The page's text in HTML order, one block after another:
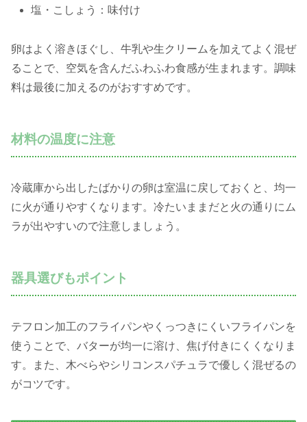
塩・こしょう：味付け
卵はよく溶きほぐし、牛乳や生クリームを加えてよく混ぜ
ることで、空気を含んだふわふわ食感が生まれます。調味
料は最後に加えるのがおすすめです。
材料の温度に注意
冷蔵庫から出したばかりの卵は室温に戻しておくと、均一
に火が通りやすくなります。冷たいままだと火の通りにム
ラが出やすいので注意しましょう。
器具選びもポイント
テフロン加工のフライパンやくっつきにくいフライパンを
使うことで、バターが均一に溶け、焦げ付きにくくなりま
す。また、木べらやシリコンスパチュラで優しく混ぜるの
がコツです。